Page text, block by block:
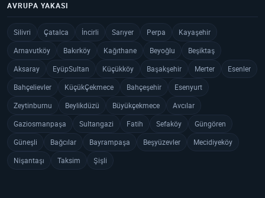
AVRUPA YAKASI
Silivri Çatalca İncirli Sarıyer Perpa
Kayaşehir
Arnavutköy
Bakırköy Kağıthane Beyoğlu
Beşiktaş
Aksaray
EyüpSultan Küçükköy Başakşehir Merter
Esenler
Bahçelievler
KüçükÇekmece Bahçeşehir
Esenyurt
Zeytinburnu
Beylikdüzü Büyükçekmece
Avcılar
Gaziosmanpaşa
Sultangazi Fatih Sefaköy
Güngören
Güneşli
Bağcılar Bayrampaşa Beşyüzevler
Mecidiyeköy
Nişantaşı
Taksim Şişli